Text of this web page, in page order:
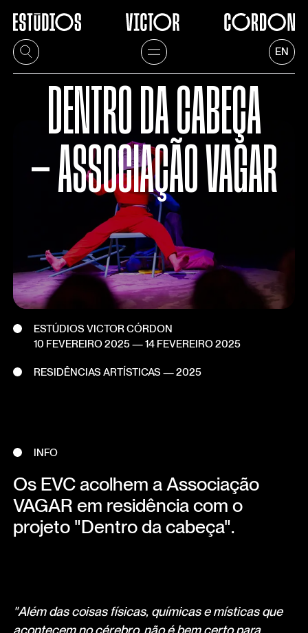
EN
DENTRO DA CABEÇA
— ASSOCIAÇÃO VAGAR
ESTÚDIOS VICTOR CÓRDON
10 FEVEREIRO 2025—14 FEVEREIRO 2025
RESIDÊNCIAS ARTÍSTICAS — 2025
INFO
Os EVC acolhem a Associação
VAGAR em residência com o
projeto "Dentro da cabeça".
"Além das coisas físicas, químicas e místicas que
acontecem no cérebro, não é bem certo para